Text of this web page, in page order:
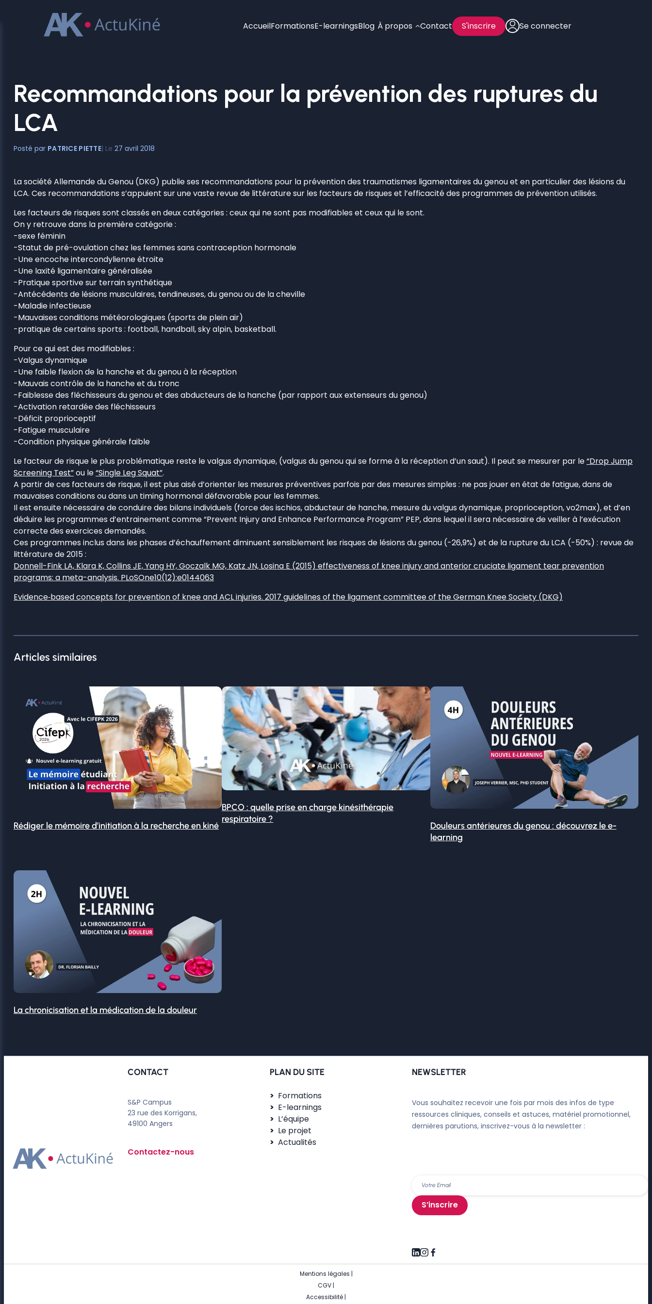
AccueilFormationsE-learningsBlog À propos Contact S'inscrire Se connecter
Recommandations pour la prévention des ruptures du
LCA
PATRICE PIETTE 27 avril 2018
La société Allemande du Genou (DKG) publie ses recommandations pour la prévention des traumatismes ligamentaires du genou et en particulier des lésions du
LCA. Ces recommandations s’appuient sur une vaste revue de littérature sur les facteurs de risques et l’efficacité des programmes de prévention utilisés.
Les facteurs de risques sont classés en deux catégories : ceux qui ne sont pas modifiables et ceux qui le sont.
On y retrouve dans la première catégorie :
-sexe féminin
-Statut de pré-ovulation chez les femmes sans contraception hormonale
-Une encoche intercondylienne étroite
-Une laxité ligamentaire généralisée
-Pratique sportive sur terrain synthétique
-Antécédents de lésions musculaires, tendineuses, du genou ou de la cheville
-Maladie infectieuse
-Mauvaises conditions météorologiques (sports de plein air)
-pratique de certains sports : football, handball, sky alpin, basketball.
Pour ce qui est des modifiables :
-Valgus dynamique
-Une faible flexion de la hanche et du genou à la réception
-Mauvais contrôle de la hanche et du tronc
-Faiblesse des fléchisseurs du genou et des abducteurs de la hanche (par rapport aux extenseurs du genou)
-Activation retardée des fléchisseurs
-Déficit proprioceptif
-Fatigue musculaire
-Condition physique générale faible
Le facteur de risque le plus problématique reste le valgus dynamique, (valgus du genou qui se forme à la réception d’un saut). Il peut se mesurer par le“Drop Jump
Screening Test”ou le“Single Leg Squat”.
A partir de ces facteurs de risque, il est plus aisé d’orienter les mesures préventives parfois par des mesures simples : ne pas jouer en état de fatigue, dans de
mauvaises conditions ou dans un timing hormonal défavorable pour les femmes.
Il est ensuite nécessaire de conduire des bilans individuels (force des ischios, abducteur de hanche, mesure du valgus dynamique, proprioception, vo2max), et d’en
déduire les programmes d’entrainement comme “Prevent Injury and Enhance Performance Program” PEP, dans lequel il sera nécessaire de veiller à l’exécution
correcte des exercices demandés.
Ces programmes inclus dans les phases d’échauffement diminuent sensiblement les risques de lésions du genou (-26,9%) et de la rupture du LCA (-50%) : revue de
littérature de 2015 :
Donnell-Fink LA, Klara K, Collins JE, Yang HY, Goczalk MG, Katz JN, Losina E (2015) effectiveness of knee injury and anterior cruciate ligament tear prevention
programs: a meta-analysis. PLoSOne10(12):e0144063
Evidence‐based concepts for prevention of knee and ACL injuries. 2017 guidelines of the ligament committee of the German Knee Society (DKG)
Articles similaires
Rédiger le mémoire d’initiation à la recherche en kiné
BPCO : quelle prise en charge kinésithérapie
respiratoire ?
Douleurs antérieures du genou : découvrez le e-
learning
La chronicisation et la médication de la douleur
CONTACT
S&P Campus
23 rue des Korrigans,
49100 Angers
Contactez-nous
PLAN DU SITE
Formations
E-learnings
L’équipe
Le projet
Actualités
NEWSLETTER
Vous souhaitez recevoir une fois par mois des infos de type
ressources cliniques, conseils et astuces, matériel promotionnel,
dernières parutions, inscrivez-vous à la newsletter :
S’inscrire
Mentions légales |
CGV |
Accessibilité |